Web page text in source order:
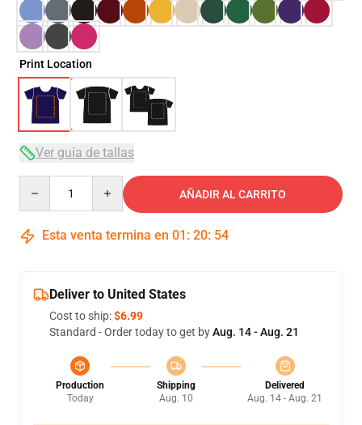
Print Location
Ver guía de tallas
AÑADIR AL CARRITO
Esta venta termina en 01 : 20: 53
Deliver to United States
Cost to ship:$6.99
Standard - Order today to get byAug. 14 - Aug. 21
Production
Today
Shipping
Aug. 10
Delivered
Aug. 14 - Aug. 21